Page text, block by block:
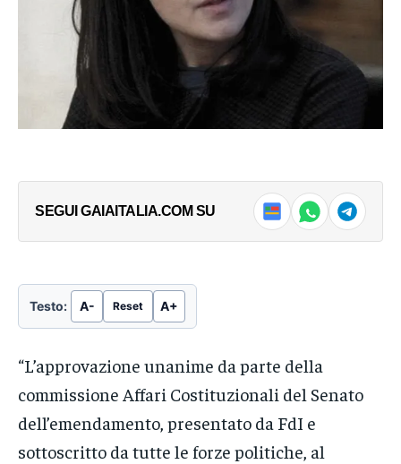
SEGUI GAIAITALIA.COM SU
Testo: A- Reset A+
“L’approvazione unanime da parte della
commissione Affari Costituzionali del Senato
dell’emendamento, presentato da FdI e
sottoscritto da tutte le forze politiche, al